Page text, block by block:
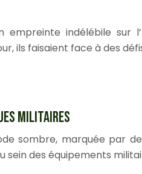
indélébile sur
ils faisaient face à des
militaires
sombre, marquée par
des équipements